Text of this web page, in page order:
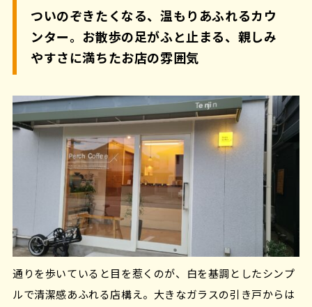
ついのぞきたくなる、温もりあふれるカウ
ンター。お散歩の足がふと止まる、親しみ
やすさに満ちたお店の雰囲気
通りを歩いていると目を惹くのが、白を基調としたシンプ
ルで清潔感あふれる店構え。大きなガラスの引き戸からは